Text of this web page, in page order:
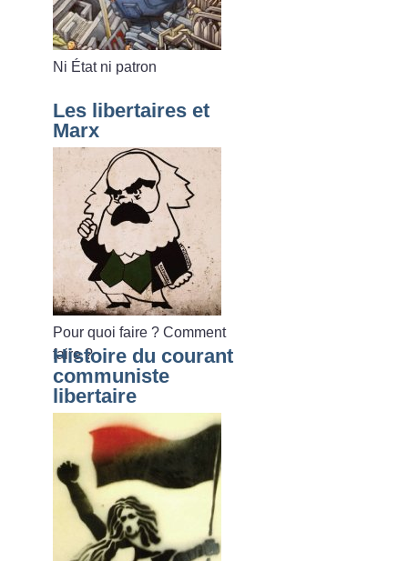
Ni État ni patron
Les libertaires et
Marx
Pour quoi faire ? Comment
faire ?
Histoire du courant
communiste
libertaire